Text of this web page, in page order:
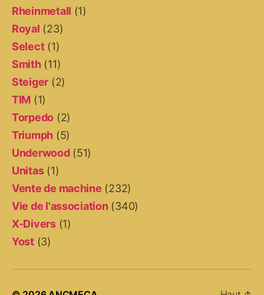
Rheinmetall (1)
Royal (23)
Select(1)
Smith(11)
Steiger (2)
TIM (1)
Torpedo (2)
Triumph (5)
Underwood(51)
Unitas(1)
Vente de machine (232)
Vie de l'association (340)
X-Divers(1)
Yost(3)